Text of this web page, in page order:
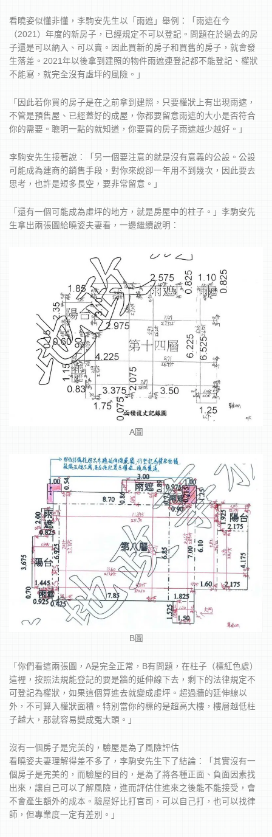
看曉姿似懂非懂，李駒安先生以「雨遮」舉例：「雨遮在今
（2021）年度的新房子，已經規定不可以登記。問題在於過去的房
子還是可以納入、可以賣。因此買新的房子和買舊的房子，就會發
生落差。2021年以後拿到建照的物件雨遮連登記都不能登記、權狀
不能寫，就完全沒有虛坪的風險。」
「因此若你買的房子是在之前拿到建照，只要權狀上有出現雨遮，
不管是預售屋、已經蓋好的成屋，你都要留意雨遮的大小是否符合
你的需要。聰明一點的就知道，你要買的房子雨遮越少越好。」
李駒安先生接著說：「另一個要注意的就是沒有意義的公設。公設
可能成為建商的銷售手段，對你來說卻一年用不到幾次，因此要去
思考，也許是短多長空，要非常留意。」
「還有一個可能成為虛坪的地方，就是房屋中的柱子。」李駒安先
生拿出兩張圖給曉姿夫妻看，一邊繼續說明：
A圖
B圖
「你們看這兩張圖，A是完全正常，B有問題，在柱子（標紅色處）
這裡，按照法規能登記的要是牆的延伸線下去，剩下的法律規定不
可登記為權狀，如果這個算進去就變成虛坪。超過牆的延伸線以
外，不可算入權狀面積。特別當你的標的是超高大樓，樓層越低柱
子越大，那就容易變成冤大頭。」
沒有一個房子是完美的，驗屋是為了風險評估
看曉姿夫妻理解得差不多了，李駒安先生下了結論：「其實沒有一
個房子是完美的，而驗屋的目的，是為了將各種正面、負面因素找
出來，讓自己可以了解風險，進而評估住進來之後能不能接受，會
不會產生額外的成本。驗屋好比打官司，可以自己打，也可以找律
師，但專業度一定有差別。」